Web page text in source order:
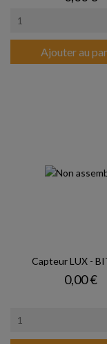
Ajouter au
Capteur LUX -
Prix
0,00 €